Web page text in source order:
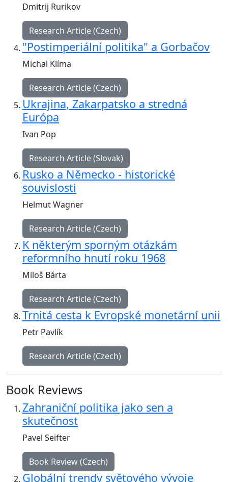
Dmitrij Rurikov
Research Article (Czech)
"Postimperiální politika" a Gorbačov
Michal Klíma
Research Article (Czech)
Ukrajina, Zakarpatsko a stredná
Európa
Ivan Pop
Research Article (Slovak)
Rusko a Německo - historické
souvislosti
Helmut Wagner
Research Article (Czech)
K některým sporným otázkám
reformního hnutí roku 1968
Miloš Bárta
Research Article (Czech)
Trnitá cesta k Evropské monetární unii
Petr Pavlík
Research Article (Czech)
Book Reviews
Zahraniční politika jako sen a
skutečnost
Pavel Seifter
Book Review (Czech)
Globální trendy světového vývoje